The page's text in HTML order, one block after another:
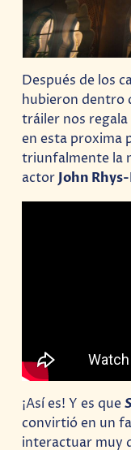
Después de los
hubieron dentro
tráiler nos
en esta proxima
triunfalmente la
actor John
¡Así es! Y es que
convirtió en un
interactuar muy